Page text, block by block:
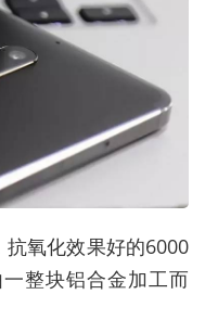
氧化效果好的6000
整块铝合金加工而